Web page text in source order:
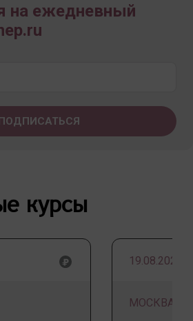
на ежедневный
курсы
19.08.2026
МОСКВА